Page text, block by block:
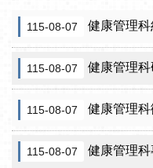
115-08-07 健康管理科約聘稽
115-08-07 健康管理
115-08-07 健康管理
115-08-07 健康管理